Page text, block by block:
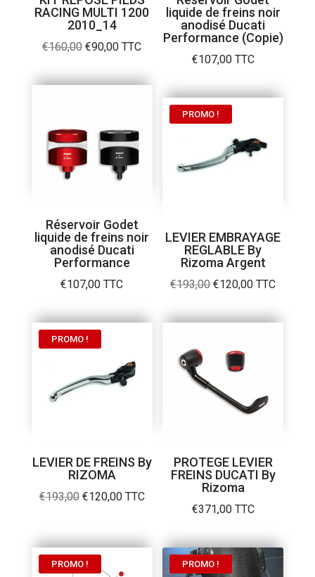
RACING MULTI 1200
2010_14
€160,00Le
initial
€90,00Le
actuel
TTC
liquide de freins noir
anodisé Ducati
Performance (Copie)
€107,00 TTC
Réservoir Godet
liquide de freins noir
anodisé Ducati
Performance
€107,00 TTC
PROMO !
LEVIER EMBRAYAGE
REGLABLE By
Rizoma Argent
€193,00 Le
initial
€193,00.
€120,00Le
actuel
TTC
PROMO !
LEVIER DE FREINS By
RIZOMA
€193,00 Le
était :
€193,00.
€120,00Le
est :
€120,00.
TTC
PROTEGE LEVIER
FREINS DUCATI By
Rizoma
€371,00 TTC
PROMO ! PROMO !